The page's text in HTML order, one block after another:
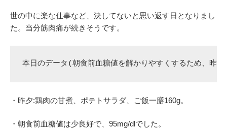
世の中に楽な仕事など、決してないと思い返す日となりまし
た。当分筋肉痛が続きそうです。
本日のデータ(朝食前血糖値を解かりやすくするため、昨
・昨夕:鶏肉の甘煮、ポテトサラダ、ご飯一膳160g。
・朝食前血糖値は少良好で、95mg/dlでした。